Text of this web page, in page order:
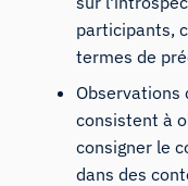
participants,
termes de
Observations
consistent à
consigner le
dans des